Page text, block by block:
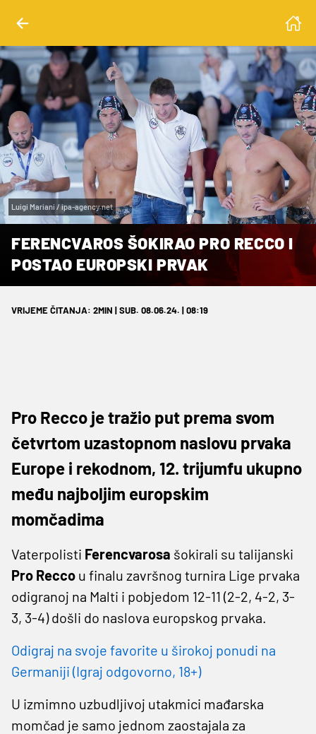
Luigi Mariani / ipa-agency.net
FERENCVAROS ŠOKIRAO PRO RECCO I
POSTAO EUROPSKI PRVAK
VRIJEME ČITANJA: 2MIN | SUB. 08.06.24. | 08:19
Pro Recco je tražio put prema svom
četvrtom uzastopnom naslovu prvaka
Europe i rekodnom, 12. trijumfu ukupno
među najboljim europskim
momčadima
Vaterpolisti Ferencvarosa šokirali su talijanski
Pro Recco u finalu završnog turnira Lige prvaka
odigranoj na Malti i pobjedom 12-11 (2-2, 4-2, 3-
3, 3-4) došli do naslova europskog prvaka.
Odigraj na svoje favorite u širokoj ponudi na
Germaniji (Igraj odgovorno, 18+)
U izmimno uzbudljivoj utakmici mađarska
momčad je samo jednom zaostajala za